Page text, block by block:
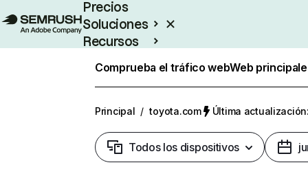
Precios
Soluciones
Recursos
Comprueba el tráfico webWeb
Principal / toyota.com Última
Todos los dispositivos